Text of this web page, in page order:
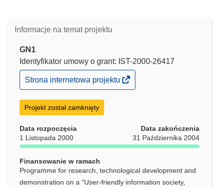
Informacje na temat projektu
GN1
Identyfikator umowy o grant: IST-2000-26417
(odnośnik
otworzy
w
nowym
Strona internetowa projektu
Projekt został zamknięty
Data rozpoczęcia
1 Listopada 2000
Data zakończenia
31 Października 2004
Finansowanie w ramach
Programme for research, technological development and
demonstration on a "User-friendly information society,